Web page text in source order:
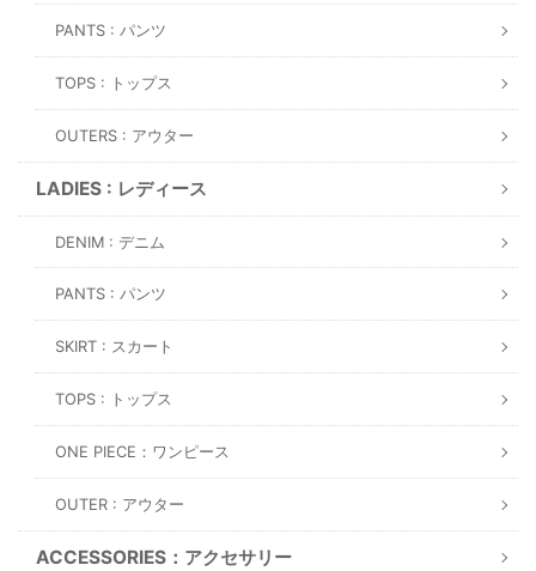
PANTS : パンツ
TOPS : トップス
OUTERS : アウター
LADIES : レディース
DENIM : デニム
PANTS : パンツ
SKIRT : スカート
TOPS : トップス
ONE PIECE：ワンピース
OUTER : アウター
ACCESSORIES：アクセサリー